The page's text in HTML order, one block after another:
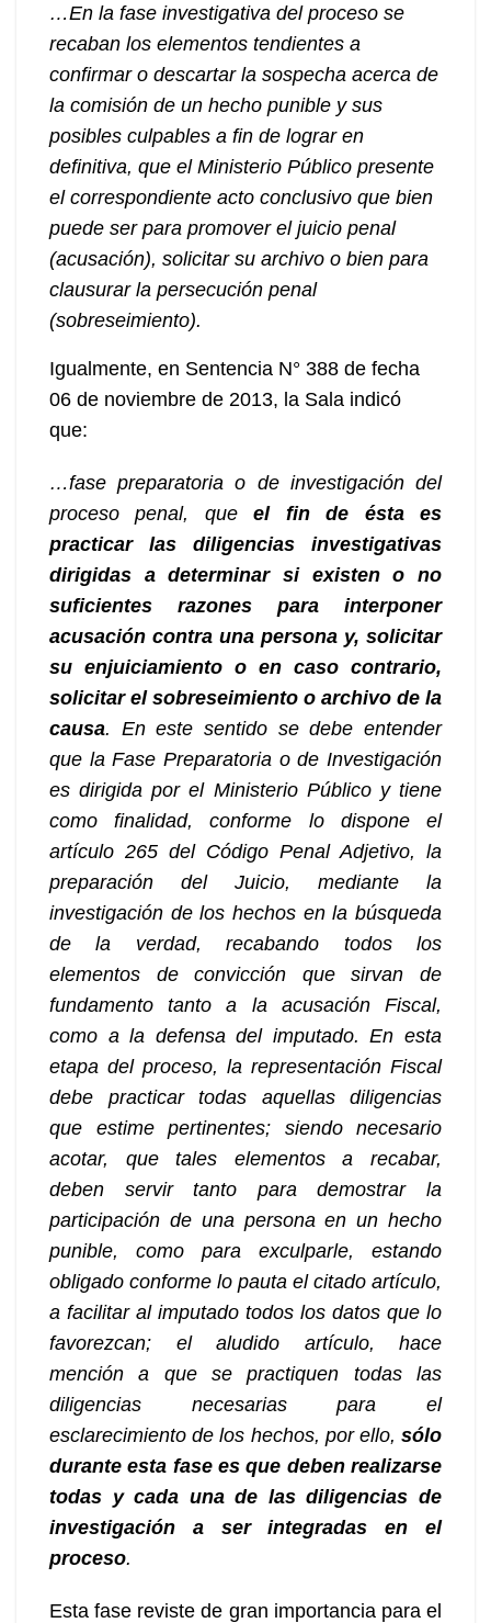
…En la fase investigativa del proceso se
recaban los elementos tendientes a
confirmar o descartar la sospecha acerca de
la comisión de un hecho punible y sus
posibles culpables a fin de lograr en
definitiva, que el Ministerio Público presente
el correspondiente acto conclusivo que bien
puede ser para promover el juicio penal
(acusación), solicitar su archivo o bien para
clausurar la persecución penal
(sobreseimiento).
Igualmente, en Sentencia N° 388 de fecha
06 de noviembre de 2013, la Sala indicó
que:
…fase preparatoria o de investigación del
proceso penal, queel fin de ésta es
practicar las diligencias investigativas
dirigidas a determinar si existen o no
suficientes razones para interponer
acusación contra una persona y, solicitar
su enjuiciamiento o en caso contrario,
solicitar el sobreseimiento o archivo de la
causa. En este sentido se debe entender
que la Fase Preparatoria o de Investigación
es dirigida por el Ministerio Público y tiene
como finalidad, conforme lo dispone el
artículo 265 del Código Penal Adjetivo, la
preparación del Juicio, mediante la
investigación de los hechos en la búsqueda
de la verdad, recabando todos los
elementos de convicción que sirvan de
fundamento tanto a la acusación Fiscal,
como a la defensa del imputado. En esta
etapa del proceso, la representación Fiscal
debe practicar todas aquellas diligencias
que estime pertinentes; siendo necesario
acotar, que tales elementos a recabar,
deben servir tanto para demostrar la
participación de una persona en un hecho
punible, como para exculparle, estando
obligado conforme lo pauta el citado artículo,
a facilitar al imputado todos los datos que lo
favorezcan; el aludido artículo, hace
mención a que se practiquen todas las
diligencias necesarias para el
esclarecimiento de los hechos, por ello, sólo
durante esta fase es que deben realizarse
todas y cada una de las diligencias de
investigación a ser integradas en el
proceso.
Esta fase reviste de gran importancia para el